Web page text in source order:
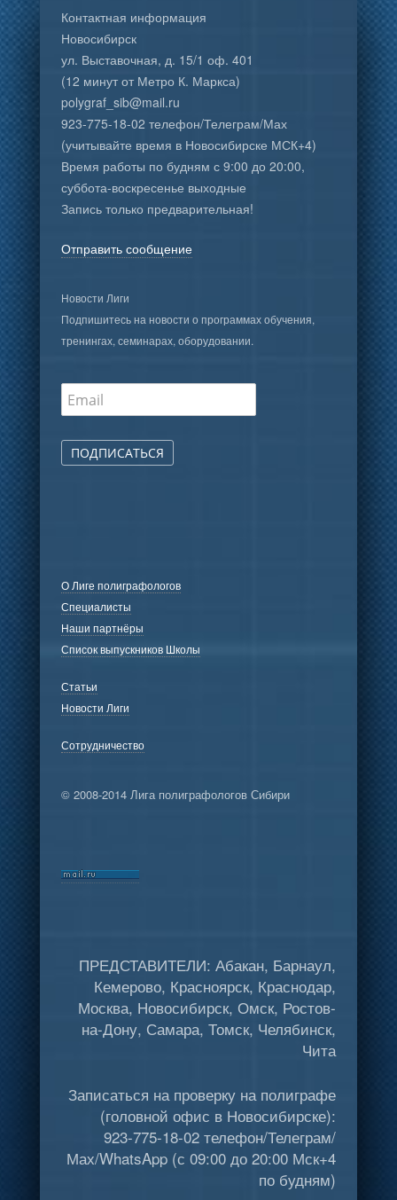
Контактная информация
Новосибирск
ул. Выставочная, д. 15/1 оф. 401
(12 минут от Метро К. Маркса)
polygraf_sib@mail.ru
923-775-18-02 телефон/Телеграм/Мах
(учитывайте время в Новосибирске МСК+4)
Время работы по будням с 9:00 до 20:00,
суббота-воскресенье выходные
Запись только предварительная!
Отправить сообщение
Новости Лиги
Подпишитесь на новости о программах обучения,
тренингах, семинарах, оборудовании.
ПОДПИСАТЬСЯ
О Лиге полиграфологов
Специалисты
Наши партнёры
Список выпускников Школы
Статьи
Новости Лиги
Сотрудничество
© 2008-2014 Лига полиграфологов Сибири
ПРЕДСТАВИТЕЛИ: Абакан, Барнаул,
Кемерово, Красноярск, Краснодар,
Москва, Новосибирск, Омск, Ростов-
на-Дону, Самара, Томск, Челябинск,
Чита
Записаться на проверку на полиграфе
(головной офис в Новосибирске):
923-775-18-02 телефон/Телеграм/
Мах/WhatsApp (с 09:00 до 20:00 Мск+4
по будням)